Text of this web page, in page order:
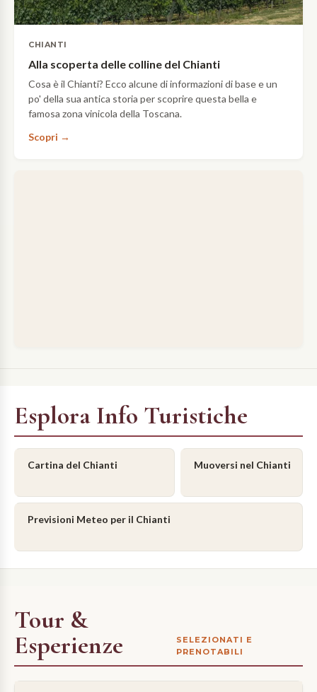
CHIANTI
Alla scoperta delle colline del Chianti
Cosa è il Chianti? Ecco alcune di informazioni di base e un
po' della sua antica storia per scoprire questa bella e
famosa zona vinicola della Toscana.
Scopri →
Esplora Info Turistiche
Cartina del Chianti Muoversi nel Chianti
Previsioni Meteo per il Chianti
Tour &
Esperienze
SELEZIONATI E
PRENOTABILI